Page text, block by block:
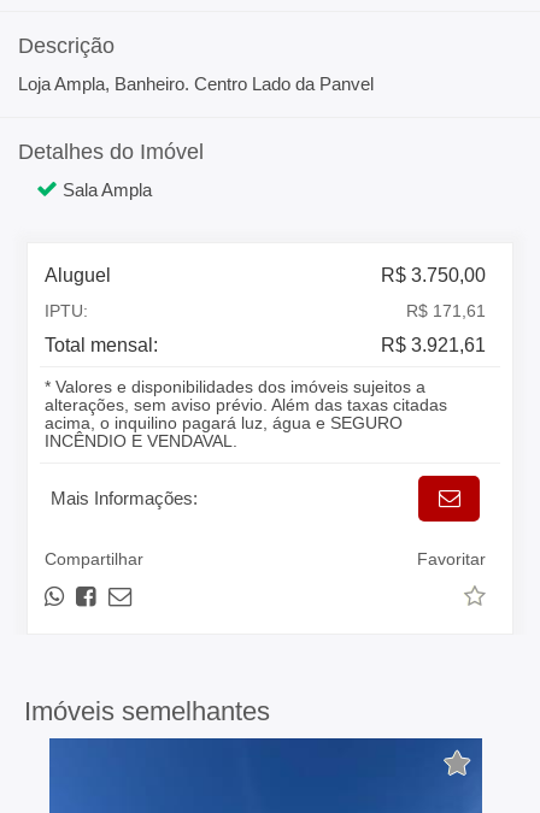
Descrição
Loja Ampla, Banheiro. Centro Lado da Panvel
Detalhes do Imóvel
Sala Ampla
Aluguel R$ 3.750,00
IPTU: R$ 171,61
Total mensal: R$ 3.921,61
* Valores e disponibilidades dos imóveis sujeitos a
alterações, sem aviso prévio. Além das taxas citadas
acima, o inquilino pagará luz, água e SEGURO
INCÊNDIO E VENDAVAL.
Mais Informações:
Compartilhar Favoritar
Imóveis semelhantes